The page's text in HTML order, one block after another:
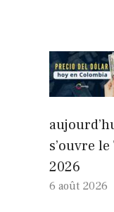
s’ouvre
2026
6 août 2026